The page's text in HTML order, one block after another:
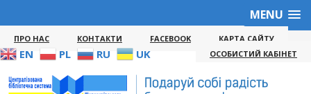
MENU
ПРО НАС КОНТАКТИ FACEBOOK КАРТА САЙТУ
EN PL RU UK ОСОБИСТИЙ КАБІНЕТ